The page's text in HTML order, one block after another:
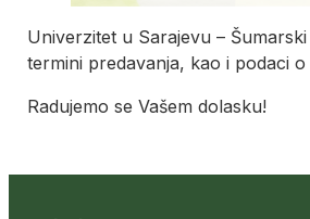
Univerzitet u Sarajevu –
termini predavanja, kao i podaci
Radujemo se Vašem dolasku!